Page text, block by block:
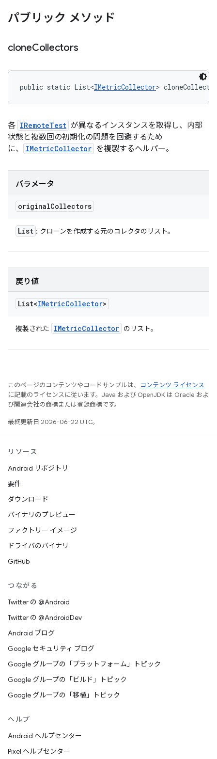
パブリック メソッド
cloneCollectors
public static List<IMetricCollector>
各 IRemoteTest が異なるインスタンスを取得し、内部
状態と複数回の初期化の問題を回避するため
に、
IMetricCollector を複製するヘルパー。
パラメータ
originalCollectors
List : クローンを作成する元のコレクタのリスト。
戻り値
List<IMetricCollector>
複製された IMetricCollector のリスト。
このページのコンテンツやコードサンプルは、
コンテンツ ライセンス
に記載のライセンスに従います。Java および OpenJDK は Oracle およ
び関連会社の商標または登録商標です。
最終更新日 2026-06-22 UTC。
リソース
Android リポジトリ
要件
ダウンロード
バイナリのプレビュー
ファクトリー イメージ
ドライバのバイナリ
GitHub
つながる
Twitter の @Android
Twitter の @AndroidDev
Android ブログ
Google セキュリティ ブログ
Google グループの「プラットフォーム」トピック
Google グループの「ビルド」トピック
Google グループの「移植」トピック
ヘルプ
Android ヘルプセンター
Pixel ヘルプセンター